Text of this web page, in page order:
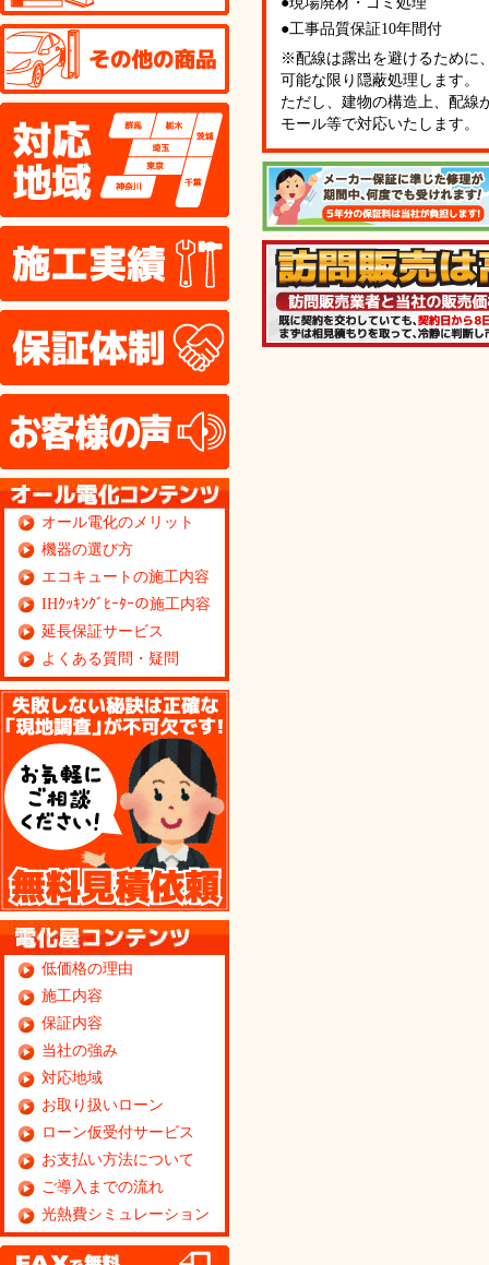
その他の商品
対応地域
施工実績
保証体制
オール電化のメリット
機器の選び方
エコキュートの施工内容
IHｸｯｷﾝｸﾞﾋｰﾀｰの施工内容
延長保証サービス
よくある質問・疑問
低価格の理由
施工内容
保証内容
当社の強み
対応地域
お取り扱いローン
ローン仮受付サービス
お支払い方法について
ご導入までの流れ
光熱費シミュレーション
●工事品質保証10年間付
※配線は露出を避けるために
可能な限り隠蔽処理します。
ただし、建物の構造上、配線
モール等で対応いたします。